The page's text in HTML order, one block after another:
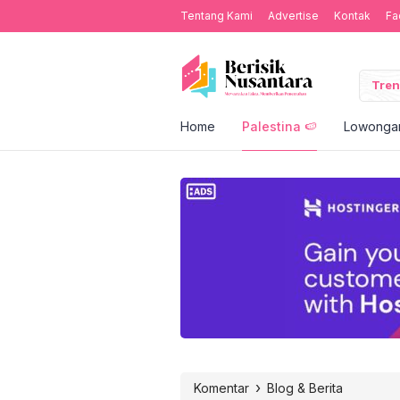
Tentang Kami Advertise Kontak
Home Palestina 🍉
Komentar › Blog & Berita